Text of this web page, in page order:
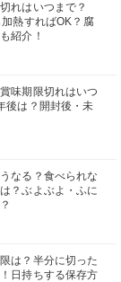
れはいつまで？
熱すればOK？腐
紹介！
味期限切れはいつ
後は？開封後・未
なる？食べられな
？ぶよぶよ・ふに
は？半分に切った
日持ちする保存方